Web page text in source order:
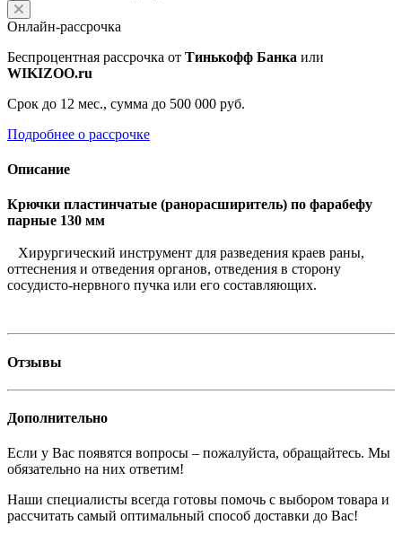
Онлайн-рассрочка
Беспроцентная рассрочка от Тинькофф Банка или
WIKIZOO.ru
Срок до 12 мес., сумма до 500 000 руб.
Подробнее о рассрочке
Описание
Крючки пластинчатые (ранорасширитель) по фарабефу
парные 130 мм
Хирургический инструмент для разведения краев раны,
оттеснения и отведения органов, отведения в сторону
сосудисто-нервного пучка или его составляющих.
Отзывы
Дополнительно
Если у Вас появятся вопросы – пожалуйста, обращайтесь. Мы
обязательно на них ответим!
Наши специалисты всегда готовы помочь с выбором товара и
рассчитать самый оптимальный способ доставки до Вас!